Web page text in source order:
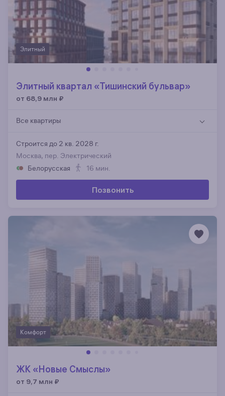
Элитный
Элитный квартал «Тишинский бульвар»
от 68,9 млн ₽
Все квартиры
Строится до 2 кв. 2028 г.
Москва, пер. Электрический
Белорусская
16 мин.
Позвонить
Комфорт
ЖК «Новые Смыслы»
от 9,7 млн ₽